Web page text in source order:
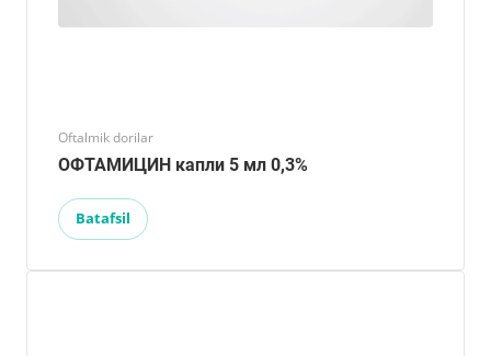
Oftalmik dorilar
ОФТАМИЦИН капли 5 мл 0,3%
Batafsil